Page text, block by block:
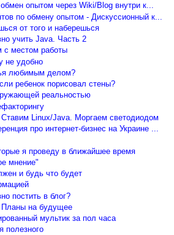
опытом через Wiki/Blog внутри к...
по обмену опытом - Дискуссионный к...
от того и наберешься
учить Java. Часть 2
с местом работы
не удобно
любимым делом?
ребенок порисовал стены?
реальностью
Ставим Linux/Java. Моргаем светодиодом
про интернет-бизнес на Украине ...
я проведу в ближайшее время
мнение"
и будь что будет
постить в блог?
Планы на будущее
мультик за пол часа
полезного